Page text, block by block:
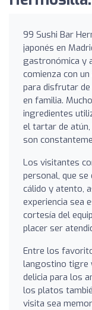
99 Sushi Bar
japonés en
gastronómica y
comienza con
para disfrutar de
en familia.
ingredientes
el tartar de atún,
son
Los visitantes
personal, que
cálido y atento,
experiencia sea
cortesía del
placer ser
Entre los
langostino tigre
delicia para los
los platos
visita sea